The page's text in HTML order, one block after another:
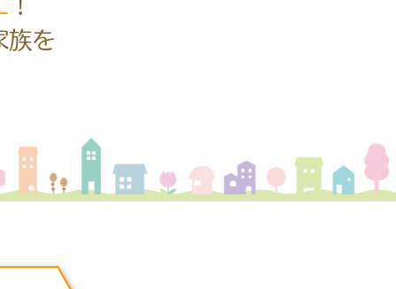
族を